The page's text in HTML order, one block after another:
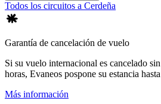
Todos los circuitos a Cerdeña
Garantía de cancelación de vuelo
Si su vuelo internacional es cancelado
horas, Evaneos pospone su estancia
Más información